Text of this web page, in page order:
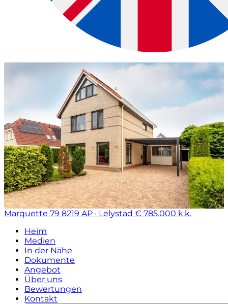
Marquette 79 8219 AP · Lelystad € 785.000 k.k.
Heim
Medien
In der Nähe
Dokumente
Angebot
Über uns
Bewertungen
Kontakt